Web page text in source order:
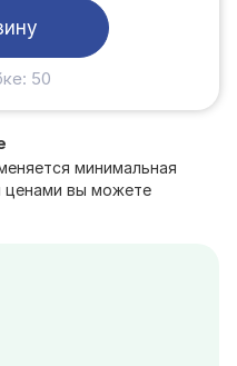
50
минимальная
ценами вы можете